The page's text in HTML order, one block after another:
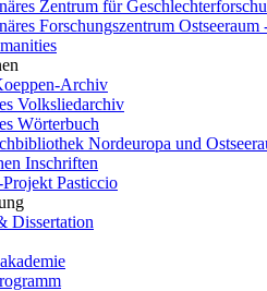
Zentrum für
Forschungszentrum Ostseeraum
Archiv
Volksliedarchiv
Wörterbuch
Nordeuropa und
Inschriften
Pasticcio
Dissertation